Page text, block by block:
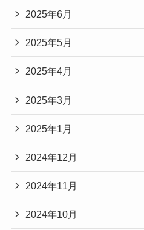
2025年6月
2025年5月
2025年4月
2025年3月
2025年1月
2024年12月
2024年11月
2024年10月